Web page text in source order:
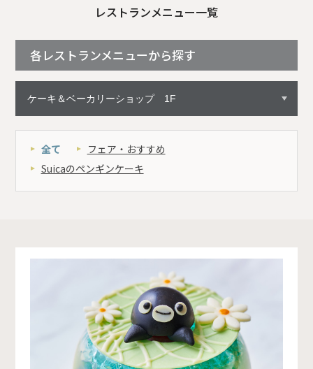
レストランメニュー一覧
各レストランメニューから探す
全て
フェア・おすすめ
Suicaのペンギンケーキ